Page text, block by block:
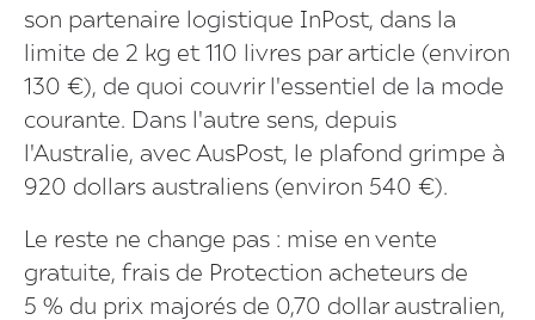
son partenaire logistique InPost, dans la
limite de 2 kg et 110 livres par article (environ
130 €), de quoi couvrir l'essentiel de la mode
courante. Dans l'autre sens, depuis
l'Australie, avec AusPost, le plafond grimpe à
920 dollars australiens (environ 540 €).
Le reste ne change pas : mise en vente
gratuite, frais de Protection acheteurs de
5 % du prix majorés de 0,70 dollar australien,